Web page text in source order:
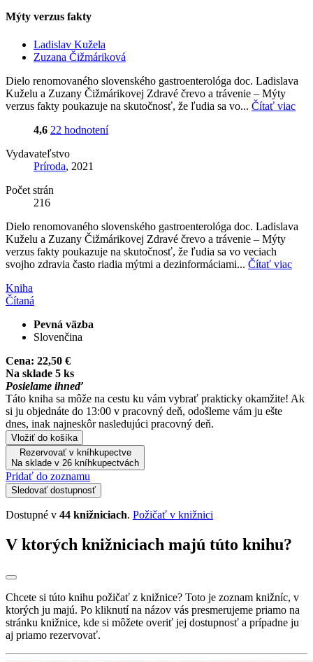
Mýty verzus fakty
Ladislav Kužela
Zuzana Čižmáriková
Dielo renomovaného slovenského gastroenterológa doc. Ladislava
Kuželu a Zuzany Čižmárikovej Zdravé črevo a trávenie – Mýty
verzus fakty poukazuje na skutočnosť, že ľudia sa vo... Čítať viac
4,6 22 hodnotení
Vydavateľstvo
Príroda, 2021
Počet strán
216
Dielo renomovaného slovenského gastroenterológa doc. Ladislava
Kuželu a Zuzany Čižmárikovej Zdravé črevo a trávenie – Mýty
verzus fakty poukazuje na skutočnosť, že ľudia sa vo veciach
svojho zdravia často riadia mýtmi a dezinformáciami... Čítať viac
Kniha
Čítaná
Pevná väzba
Slovenčina
Cena: 22,50 €
Na sklade 5 ks
Posielame ihneď
Táto kniha sa môže na cestu ku vám vybrať prakticky okamžite! Ak
si ju objednáte do 13:00 v pracovný deň, odošleme vám ju ešte
dnes, inak najneskôr nasledujúci pracovný deň.
Vložiť do košíka
Rezervovať v kníhkupectve
Na sklade v 26 kníhkupectvách
Pridať do zoznamu
Sledovať dostupnosť
Dostupné v 44 knižniciach. Požičať v knižnici
V ktorých knižniciach majú túto knihu?
Chcete si túto knihu požičať z knižnice? Toto je zoznam knižníc, v
ktorých ju majú. Po kliknutí na názov vás presmerujeme priamo na
stránku knižnice, kde si môžete overiť jej dostupnosť a prípadne ju
aj priamo rezervovať.